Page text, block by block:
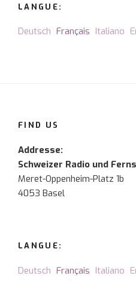
LANGUE:
Deutsch Français Italiano
FIND US
Addresse:
Schweizer Radio und
Meret-Oppenheim-Platz 1b
4053 Basel
LANGUE:
Deutsch Français Italiano